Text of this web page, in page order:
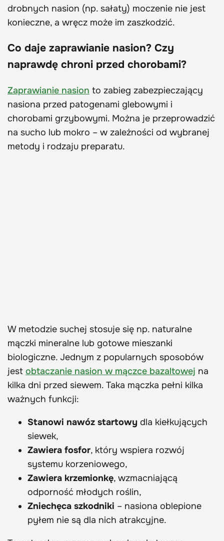
drobnych nasion (np. sałaty) moczenie nie jest
konieczne, a wręcz może im zaszkodzić.
Co daje zaprawianie nasion? Czy
naprawdę chroni przed chorobami?
Zaprawianie nasion to zabieg zabezpieczający
nasiona przed patogenami glebowymi i
chorobami grzybowymi. Można je przeprowadzić
na sucho lub mokro – w zależności od wybranej
metody i rodzaju preparatu.
W metodzie suchej stosuje się np. naturalne
mączki mineralne lub gotowe mieszanki
biologiczne. Jednym z popularnych sposobów
jest obtaczanie nasion w mączce bazaltowej na
kilka dni przed siewem. Taka mączka pełni kilka
ważnych funkcji:
Stanowi nawóz startowy dla kiełkujących
siewek,
Zawiera fosfor, który wspiera rozwój
systemu korzeniowego,
Zawiera krzemionkę, wzmacniającą
odporność młodych roślin,
Zniechęca szkodniki – nasiona oblepione
pyłem nie są dla nich atrakcyjne.